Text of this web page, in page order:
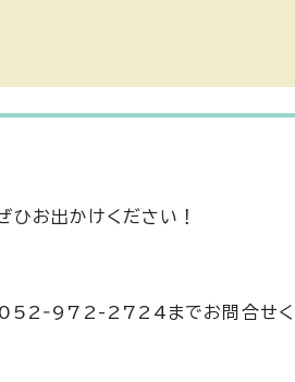
ひお出かけください！
052‐972-2724までお問合せく